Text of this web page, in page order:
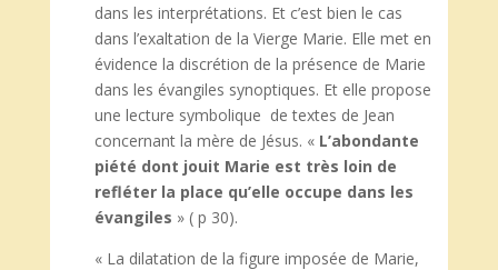
dans les interprétations. Et c’est bien le cas
dans l’exaltation de la Vierge Marie. Elle met en
évidence la discrétion de la présence de Marie
dans les évangiles synoptiques. Et elle propose
une lecture symbolique de textes de Jean
concernant la mère de Jésus. « L’abondante
piété dont jouit Marie est très loin de
refléter la place qu’elle occupe dans les
évangiles » ( p 30).
« La dilatation de la figure imposée de Marie,